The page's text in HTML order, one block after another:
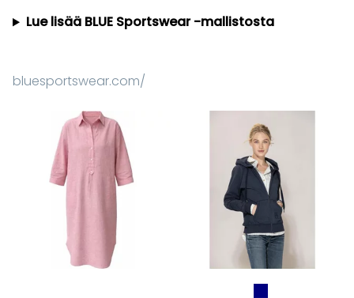
Lue lisää BLUE Sportswear -mallistosta
bluesportswear.com/